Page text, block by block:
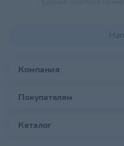
Компания
Покупателям
Каталог